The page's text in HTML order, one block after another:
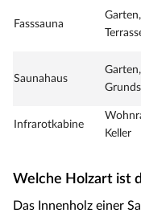
Fasssauna
Garten,
Saunahaus
Garten,
Infrarotkabine
Keller
Welche Holzart ist
Das Innenholz einer